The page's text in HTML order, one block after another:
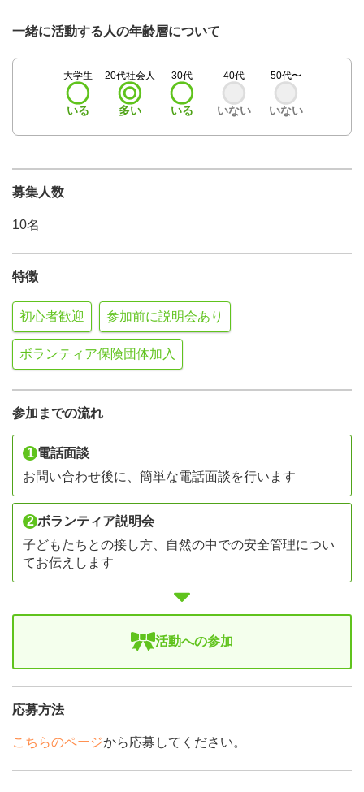
一緒に活動する人の年齢層について
大学生
いる
20代社会人
多い
30代
いる
40代
いない
50代〜
いない
募集人数
10名
特徴
初心者歓迎 参加前に説明会あり
ボランティア保険団体加入
参加までの流れ
1 電話面談
お問い合わせ後に、簡単な電話面談を行います
2 ボランティア説明会
子どもたちとの接し方、自然の中での安全管理につい
てお伝えします
活動への参加
応募方法
こちらのページから応募してください。